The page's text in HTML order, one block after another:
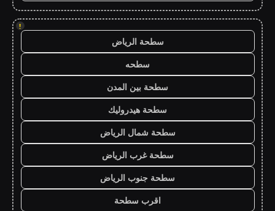
!
سطحة الرياض
سطحه
سطحة بين المدن
سطحة هيدروليك
سطحة شمال الرياض
سطحة غرب الرياض
سطحة جنوب الرياض
اقرب سطحة